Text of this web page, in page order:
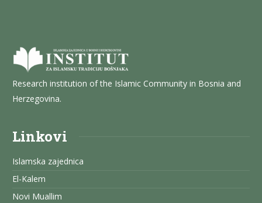
Research institution of the Islamic Community in Bosnia and
Herzegovina.
Linkovi
Islamska zajednica
El-Kalem
Novi Muallim